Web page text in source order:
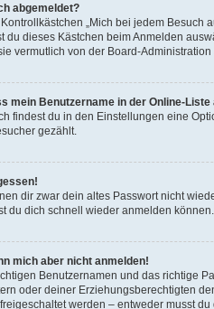
abgemeldet?
„Mich bei jedem
du dieses Kästchen beim Anmelden
vermutlich von der Board-Administration
mein Benutzername in der Online-
findest du in den Einstellungen eine
gezählt.
dir zwar dein altes Passwort nicht
du dich schnell wieder anmelden können.
mich aber nicht anmelden!
Benutzernamen und das richtige
oder deiner Erziehungsberechtigten
werden – entweder musst